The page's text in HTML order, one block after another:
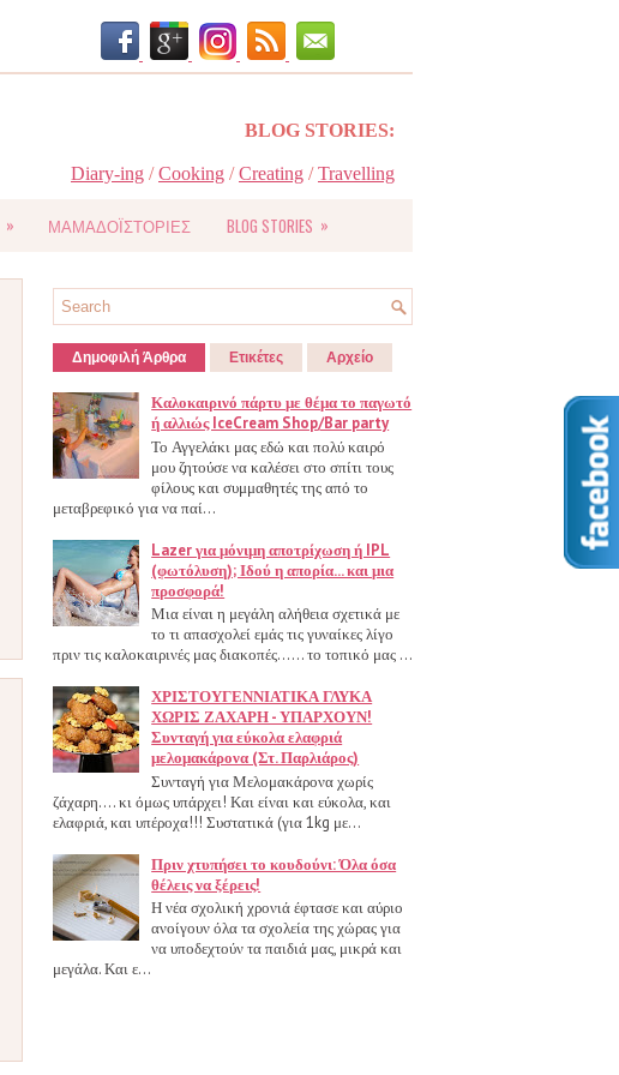
BLOG STORIES:
Diary-ing /Cooking /Creating /Travelling
» ΜΑΜΑΔΟΪΣΤΟΡΙΕΣ BLOG STORIES »
Δημοφιλή Άρθρα Ετικέτες Αρχείο
Καλοκαιρινό πάρτυ με θέμα το παγωτό
ή αλλιώς IceCream Shop/Bar party
Το Αγγελάκι μας εδώ και πολύ καιρό
μου ζητούσε να καλέσει στο σπίτι τους
φίλους και συμμαθητές της από το
μεταβρεφικό για να παί...
Lazer για μόνιμη αποτρίχωση ή IPL
(φωτόλυση); Ιδού η απορία... και μια
προσφορά!
Μια είναι η μεγάλη αλήθεια σχετικά με
το τι απασχολεί εμάς τις γυναίκες λίγο
πριν τις καλοκαιρινές μας διακοπές...... το τοπικό μας ...
ΧΡΙΣΤΟΥΓΕΝΝΙΑΤΙΚΑ ΓΛΥΚΑ
ΧΩΡΙΣ ΖΑΧΑΡΗ - ΥΠΑΡΧΟΥΝ!
Συνταγή για εύκολα ελαφριά
μελομακάρονα (Στ. Παρλιάρος)
Συνταγή για Μελομακάρονα χωρίς
ζάχαρη.... κι όμως υπάρχει! Και είναι και εύκολα, και
ελαφριά, και υπέροχα!!! Συστατικά (για 1kg με...
Πριν χτυπήσει το κουδούνι: Όλα όσα
θέλεις να ξέρεις!
Η νέα σχολική χρονιά έφτασε και αύριο
ανοίγουν όλα τα σχολεία της χώρας για
να υποδεχτούν τα παιδιά μας, μικρά και
μεγάλα. Και ε...